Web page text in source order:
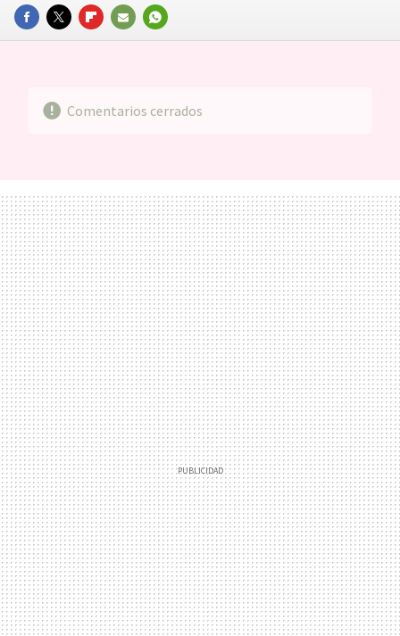
FACEBOOKTWITTERFLIPBOARD
E-
WHATSAPP
Comentarios cerrados